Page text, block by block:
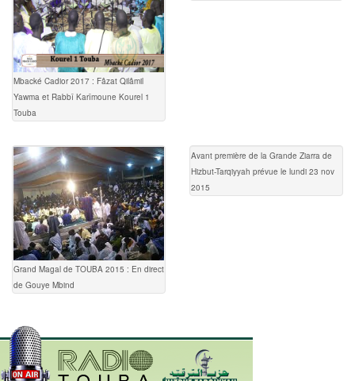
Mbacké Cadior 2017 : Fâzat Qilâmil
Yawma et Rabbî Karîmoune Kourel 1
Touba
Grand Magal de TOUBA 2015 : En direct
de Gouye Mbind
Avant première de la Grande Ziarra de
Hizbut-Tarqiyyah prévue le lundi 23 nov
2015